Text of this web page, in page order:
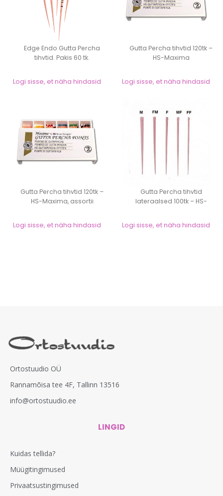
Edge Endo Gutta Percha
tihvtid. Pakis 60 tk.
Logi sisse, et näha hindasid
Gutta Percha tihvtid 120tk –
HS-Maxima
Logi sisse, et näha hindasid
Gutta Percha tihvtid 120tk –
HS-Maxima, assortii
Logi sisse, et näha hindasid
Gutta Percha tihvtid
lateraalsed 100tk – HS-
Logi sisse, et näha hindasid
Ortostuudio OÜ
Rannamõisa tee 4F, Tallinn 13516
info@ortostuudio.ee
LINGID
Kuidas tellida?
Müügitingimused
Privaatsustingimused